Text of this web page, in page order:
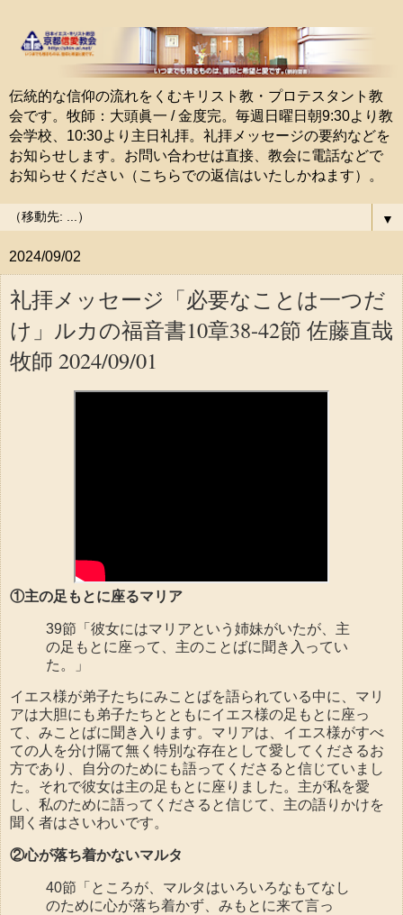
伝統的な信仰の流れをくむキリスト教・プロテスタント教
会です。牧師：大頭眞一 / 金度完。毎週日曜日朝9:30より教
会学校、10:30より主日礼拝。礼拝メッセージの要約などを
お知らせします。お問い合わせは直接、教会に電話などで
お知らせください（こちらでの返信はいたしかねます）。
▼
2024/09/02
礼拝メッセージ「必要なことは一つだ
け」ルカの福音書10章38-42節 佐藤直哉
牧師 2024/09/01
①主の足もとに座るマリア
39節「彼女にはマリアという姉妹がいたが、主
の足もとに座って、主のことばに聞き入ってい
た。」
イエス様が弟子たちにみことばを語られている中に、マリ
アは大胆にも弟子たちとともにイエス様の足もとに座っ
て、みことばに聞き入ります。マリアは、イエス様がすべ
ての人を分け隔て無く特別な存在として愛してくださるお
方であり、自分のためにも語ってくださると信じていまし
た。それで彼女は主の足もとに座りました。主が私を愛
し、私のために語ってくださると信じて、主の語りかけを
聞く者はさいわいです。
②心が落ち着かないマルタ
40節「ところが、マルタはいろいろなもてなし
のために心が落ち着かず、みもとに来て言っ